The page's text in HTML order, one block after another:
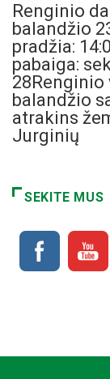
Renginio
balandžio
pradžia:
pabaiga:
28Renginio
balandžio
atrakins
Jurginių
SEKITE MUS